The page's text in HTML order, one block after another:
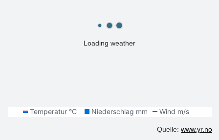
Loading weather
Quelle: www.yr.no